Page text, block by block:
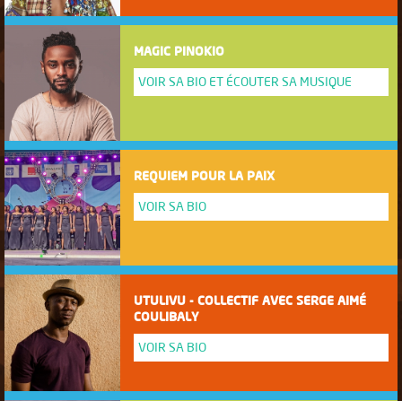
MAGIC PINOKIO
VOIR SA BIO ET ÉCOUTER SA MUSIQUE
REQUIEM POUR LA PAIX
VOIR SA BIO
UTULIVU - COLLECTIF AVEC SERGE AIMÉ
COULIBALY
VOIR SA BIO